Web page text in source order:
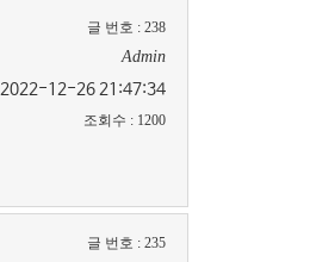
글 번호 : 238
Admin
2022-12-26 21:47:34
조회수 : 1200
글 번호 : 235